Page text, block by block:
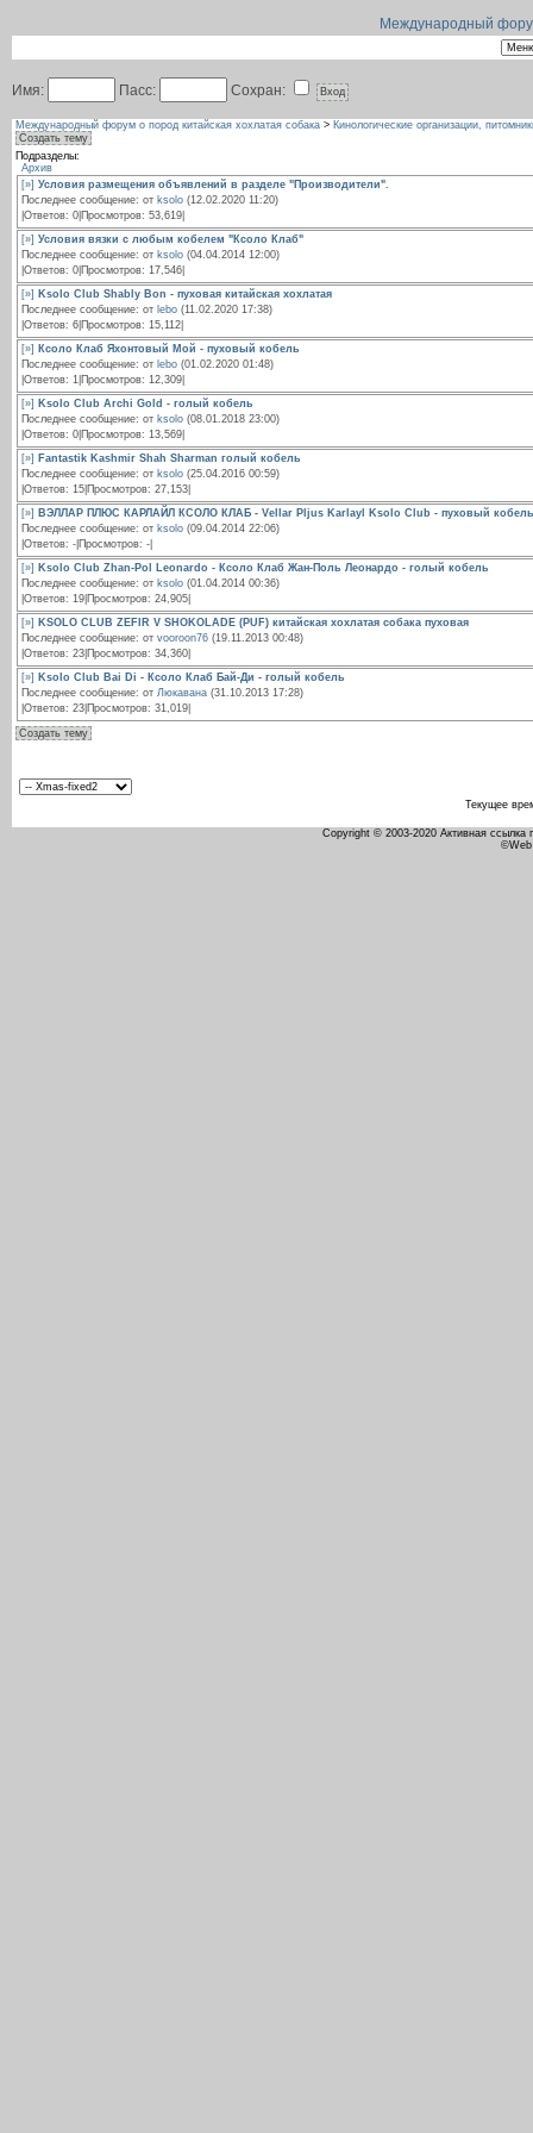
Международный
Имя: Пасс: Сохран:
Международный форум о пород китайская хохлатая собака > Кинологические организации,
Создать тему
Подразделы:
Архив
[»] Условия размещения объявлений в разделе "Производители".
Последнее сообщение: от ksolo (12.02.2020 11:20)
|Ответов: 0|Просмотров: 53,619|
[»] Условия вязки с любым кобелем "Ксоло Клаб"
Последнее сообщение: от ksolo (04.04.2014 12:00)
|Ответов: 0|Просмотров: 17,546|
[»]
Ksolo Club Shably Bon - пуховая китайская хохлатая
Последнее сообщение: от lebo (11.02.2020 17:38)
|Ответов: 6|Просмотров: 15,112|
[»]
Ксоло Клаб Яхонтовый Мой - пуховый кобель
Последнее сообщение: от lebo (01.02.2020 01:48)
|Ответов: 1|Просмотров: 12,309|
[»]
Ksolo Club Archi Gold - голый кобель
Последнее сообщение: от ksolo (08.01.2018 23:00)
|Ответов: 0|Просмотров: 13,569|
[»]
Fantastik Kashmir Shah Sharman голый кобель
Последнее сообщение: от ksolo (25.04.2016 00:59)
|Ответов: 15|Просмотров: 27,153|
[»]
ВЭЛЛАР ПЛЮС КАРЛАЙЛ КСОЛО КЛАБ - Vellar Pljus Karlayl Ksolo Club - пуховый кобель
Последнее сообщение: от ksolo (09.04.2014 22:06)
|Ответов: -|Просмотров: -|
[»]
Ksolo Club Zhan-Pol Leonardo - Ксоло Клаб Жан-Поль Леонардо - голый кобель
Последнее сообщение: от ksolo (01.04.2014 00:36)
|Ответов: 19|Просмотров: 24,905|
[»]
KSOLO CLUB ZEFIR V SHOKOLADE (PUF) китайская хохлатая собака пуховая
Последнее сообщение: от vooroon76 (19.11.2013 00:48)
|Ответов: 23|Просмотров: 34,360|
[»]
Ksolo Club Bai Di - Ксоло Клаб Бай-Ди - голый кобель
Последнее сообщение: от Люкавана (31.10.2013 17:28)
|Ответов: 23|Просмотров: 31,019|
Создать тему
Текущее
Copyright © 2003-2020 Активная ссылка